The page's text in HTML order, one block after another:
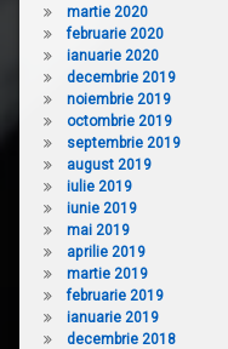
martie 2020
februarie 2020
ianuarie 2020
decembrie 2019
noiembrie 2019
octombrie 2019
septembrie 2019
august 2019
iulie 2019
iunie 2019
mai 2019
aprilie 2019
martie 2019
februarie 2019
ianuarie 2019
decembrie 2018